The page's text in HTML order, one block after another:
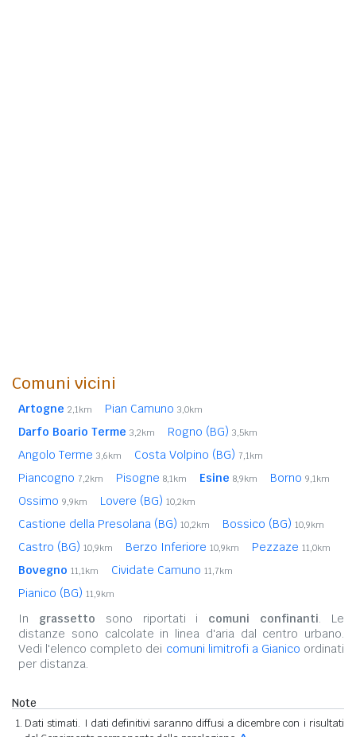
Comuni vicini
Artogne 2,1km Pian Camuno 3,0km
Darfo Boario Terme 3,2km Rogno (BG) 3,5km
Angolo Terme 3,6km Costa Volpino (BG) 7,1km
Piancogno 7,2km Pisogne 8,1km Esine 8,9km Borno 9,1km
Ossimo 9,9km Lovere (BG) 10,2km
Castione della Presolana (BG) 10,2km Bossico (BG) 10,9km
Castro (BG) 10,9km Berzo Inferiore 10,9km Pezzaze 11,0km
Bovegno 11,1km Cividate Camuno 11,7km
Pianico (BG) 11,9km
In grassetto sono riportati i comuni confinanti. Le
distanze sono calcolate in linea d'aria dal centro urbano.
Vedi l'elenco completo dei comuni limitrofi a Gianico ordinati
per distanza.
Note
Dati stimati. I dati definitivi saranno diffusi a dicembre con i risultati